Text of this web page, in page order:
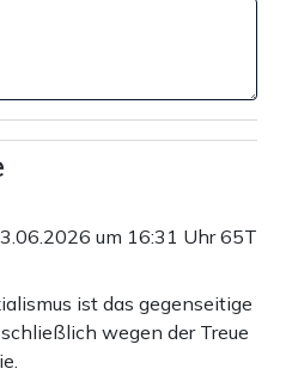
um 16:31 Uhr65T
ist das gegenseitige
wegen der Treue